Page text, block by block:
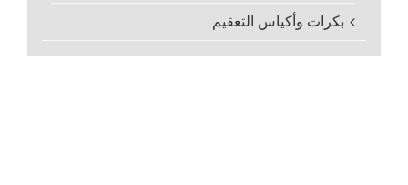
بكرات وأكياس التعقيم